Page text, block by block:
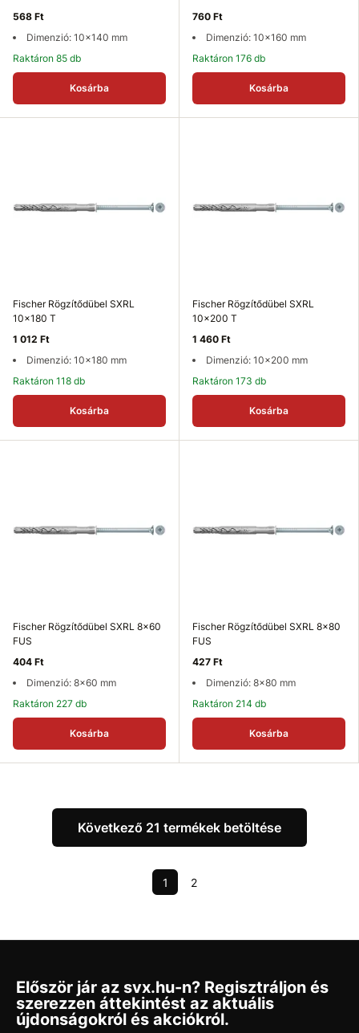
568 Ft
Dimenzió: 10x140 mm
Raktáron 85 db
Kosárba
760 Ft
Dimenzió: 10x160 mm
Raktáron 176 db
Kosárba
Fischer Rögzítődübel SXRL
10x180 T
1 012 Ft
Dimenzió: 10x180 mm
Raktáron 118 db
Kosárba
Fischer Rögzítődübel SXRL
10x200 T
1 460 Ft
Dimenzió: 10x200 mm
Raktáron 173 db
Kosárba
Fischer Rögzítődübel SXRL 8x60
FUS
404 Ft
Dimenzió: 8x60 mm
Raktáron 227 db
Kosárba
Fischer Rögzítődübel SXRL 8x80
FUS
427 Ft
Dimenzió: 8x80 mm
Raktáron 214 db
Kosárba
Következő 21 termékek betöltése
1 2
Először jár az svx.hu-n? Regisztráljon és
szerezzen áttekintést az aktuális
újdonságokról és akciókról.